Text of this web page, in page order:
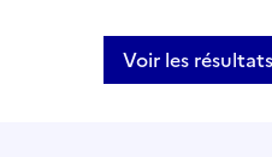
Voir les